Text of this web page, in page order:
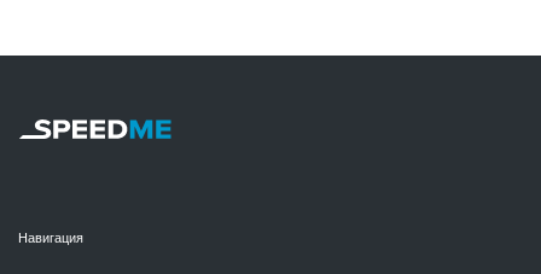
Навигация